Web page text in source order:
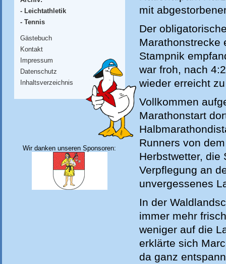
- Leichtathletik
- Tennis
Gästebuch
Kontakt
Impressum
Datenschutz
Inhaltsverzeichnis
Wir danken unseren Sponsoren:
mit
Der
Marathonstrecke
Stampnik
war froh, nach
wieder erreicht
Vollkommen
Marathonstart
Runners von
Herbstwetter, die
Verpflegung an
unvergessenes
In der
immer mehr
weniger auf die
erklärte sich
da ganz